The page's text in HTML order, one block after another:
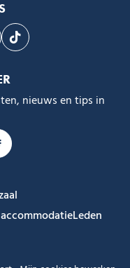
Instagram
ons op Youtube
Volg ons op Tiktok
nieuws en tips in
Leden